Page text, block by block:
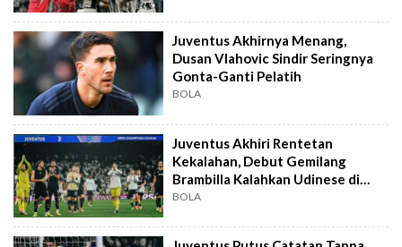
Juventus Akhirnya Menang,
Dusan Vlahovic Sindir Seringnya
Gonta-Ganti Pelatih
BOLA
Juventus Akhiri Rentetan
Kekalahan, Debut Gemilang
Brambilla Kalahkan Udinese di
Turin
BOLA